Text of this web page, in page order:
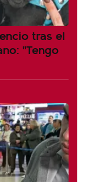
tras el
"Tengo